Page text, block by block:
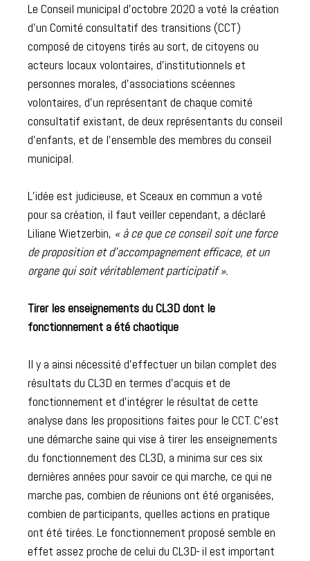
Le Conseil municipal d’octobre 2020 a voté la création
d’un Comité consultatif des transitions (CCT)
composé de citoyens tirés au sort, de citoyens ou
acteurs locaux volontaires, d’institutionnels et
personnes morales, d’associations scéennes
volontaires, d’un représentant de chaque comité
consultatif existant, de deux représentants du conseil
d’enfants, et de l’ensemble des membres du conseil
municipal.
L’idée est judicieuse, et Sceaux en commun a voté
pour sa création, il faut veiller cependant, a déclaré
Liliane Wietzerbin, « à ce que ce conseil soit une force
de proposition et d’accompagnement efficace, et un
organe qui soit véritablement participatif ».
Tirer les enseignements du CL3D dont le
fonctionnement a été chaotique
Il y a ainsi nécessité d’effectuer un bilan complet des
résultats du CL3D en termes d’acquis et de
fonctionnement et d’intégrer le résultat de cette
analyse dans les propositions faites pour le CCT. C’est
une démarche saine qui vise à tirer les enseignements
du fonctionnement des CL3D, a minima sur ces six
dernières années pour savoir ce qui marche, ce qui ne
marche pas, combien de réunions ont été organisées,
combien de participants, quelles actions en pratique
ont été tirées. Le fonctionnement proposé semble en
effet assez proche de celui du CL3D il est important